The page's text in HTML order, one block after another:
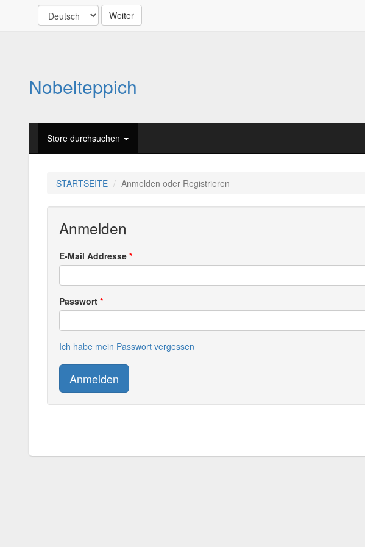
Weiter
Nobelteppich
Store durchsuchen
STARTSEITE Anmelden oder Registrieren
Anmelden
E-Mail Addresse
Passwort
Ich habe mein Passwort vergessen
Anmelden